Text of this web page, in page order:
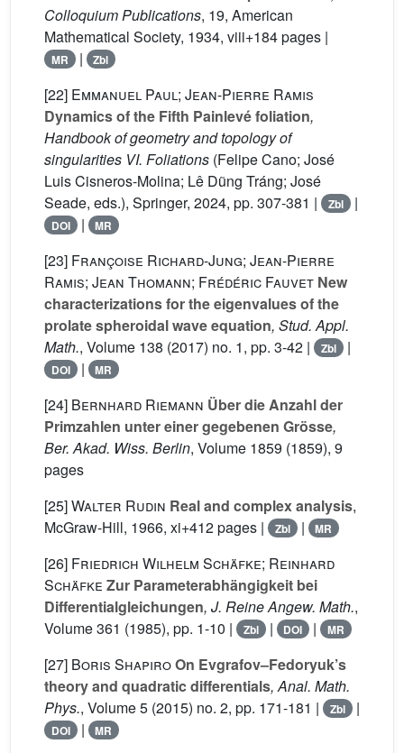
Colloquium Publications, 19, American
Mathematical Society, 1934, viii+184 pages |
MR | Zbl
[22] Emmanuel Paul; Jean-Pierre Ramis
Dynamics of the Fifth Painlevé foliation,
Handbook of geometry and topology of
singularities VI. Foliations (Felipe Cano; José
Luis Cisneros-Molina; Lê Dũng Tráng; José
Seade, eds.), Springer, 2024, pp. 307-381 |
Zbl |
DOI | MR
[23] Françoise Richard-Jung; Jean-Pierre
Ramis; Jean Thomann; Frédéric Fauvet New
characterizations for the eigenvalues of the
prolate spheroidal wave equation, Stud. Appl.
Math., Volume 138 (2017) no. 1, pp. 3-42 | Zbl |
DOI | MR
[24] Bernhard Riemann Über die Anzahl der
Primzahlen unter einer gegebenen Grösse,
Ber. Akad. Wiss. Berlin, Volume 1859 (1859), 9
pages
[25]Walter Rudin Real and complex analysis,
McGraw-Hill, 1966, xi+412 pages |
Zbl | MR
[26] Friedrich Wilhelm Schäfke; Reinhard
Schäfke Zur Parameterabhängigkeit bei
Differentialgleichungen, J. Reine Angew. Math.,
Volume 361 (1985), pp. 1-10 | Zbl | DOI | MR
[27] Boris ShapiroOn Evgrafov–Fedoryuk’s
theory and quadratic differentials, Anal. Math.
Phys., Volume 5 (2015) no. 2, pp. 171-181 | Zbl |
DOI | MR